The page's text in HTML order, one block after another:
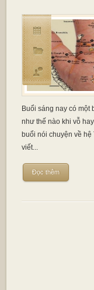
Buổi sáng nay có
như thế nào khi vỗ
buổi nói chuyện về hệ
viết...
Đọc thêm